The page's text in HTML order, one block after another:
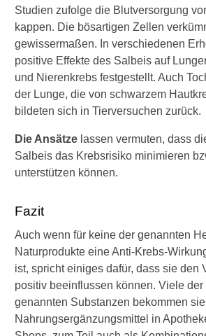
Studien zufolge die Blutversorgung
kappen. Die bösartigen Zellen
gewissermaßen. In verschiedenen
positive Effekte des Salbeis auf
und Nierenkrebs festgestellt. Auch
der Lunge, die von schwarzem
bildeten sich in Tierversuchen zurück.
Die Ansätze lassen vermuten, dass
Salbeis das Krebsrisiko minimieren
unterstützen können.
Fazit
Auch wenn für keine der genannten
Naturprodukte eine Anti-Krebs-
ist, spricht einiges dafür, dass sie den
positiv beeinflussen können. Viele der
genannten Substanzen bekommen
Nahrungsergänzungsmittel in